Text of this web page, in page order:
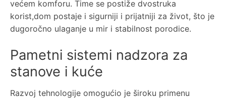
većem komforu. Time se postiže dvostruka
korist,dom postaje i sigurniji i prijatniji za život, što je
dugoročno ulaganje u mir i stabilnost porodice.
Pametni sistemi nadzora za
stanove i kuće
Razvoj tehnologije omogućio je široku primenu